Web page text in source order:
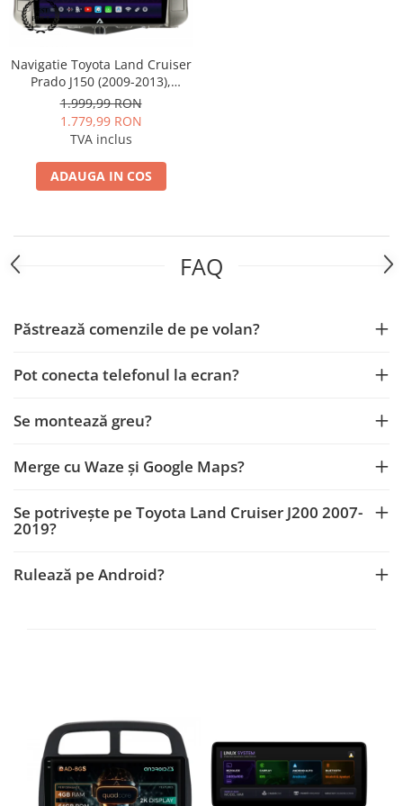
Smart
Jeep
Ssangyong
Dodge
Navigații auto universale
Navigații universale 2DIN
Rame adaptoare auto
Rame adaptoare Volkswagen
Rame adaptoare Skoda
Rame adaptoare Suzuki
Navigatie Toyota Land Cruiser
Prado J150 (2009-2013),
Android, A-Octacore / 4GB
RAM + 64GB ROM, 9 Inch -
AD-BGA9004+AD-BGRKIT070
1.999,99 RON
1.779,99 RON
TVA inclus
ADAUGA IN COS
FAQ
Păstrează comenzile de pe volan?
Pot conecta telefonul la ecran?
Se montează greu?
Merge cu Waze și Google Maps?
Se potrivește pe Toyota Land Cruiser J200 2007-
2019?
Rulează pe Android?